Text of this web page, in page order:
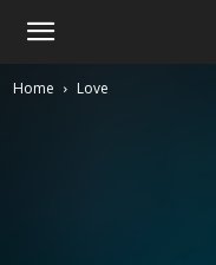
Home Love